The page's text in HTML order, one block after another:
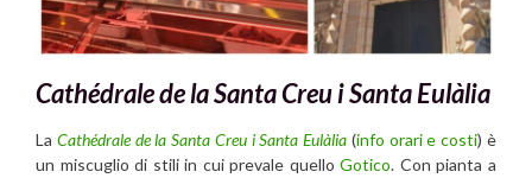
Cathédrale de la Santa Creu i Santa Eulàlia
La Cathédrale de la Santa Creu i Santa Eulàlia (info orari e costi) è
un miscuglio di stili in cui prevale quello Gotico. Con pianta a